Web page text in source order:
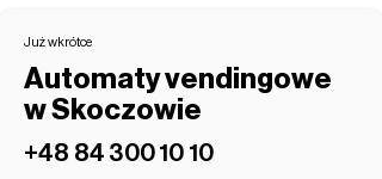
Już wkrótce
Automaty vendingowe
w Skoczowie
‭+48 84 300 10 10‬